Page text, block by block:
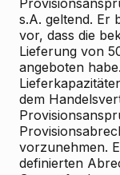
s.A. geltend. Er
vor, dass die
Lieferung von
angeboten
dem
vorzunehmen.
definierten